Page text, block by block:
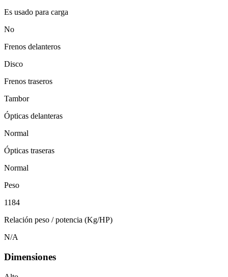
Es usado para carga
No
Frenos delanteros
Disco
Frenos traseros
Tambor
Ópticas delanteras
Normal
Ópticas traseras
Normal
Peso
1184
Relación peso / potencia (Kg/HP)
N/A
Dimensiones